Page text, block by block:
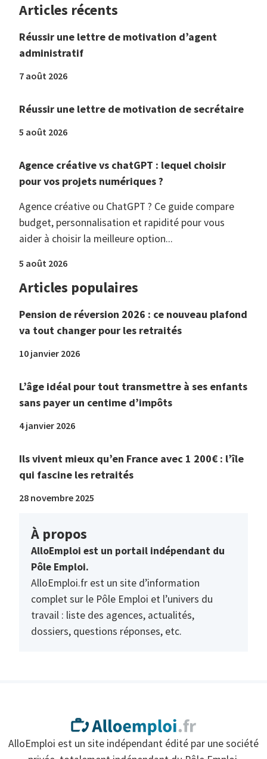
Articles récents
Réussir une lettre de motivation d’agent
administratif
7 août 2026
Réussir une lettre de motivation de secrétaire
5 août 2026
Agence créative vs chatGPT : lequel choisir
pour vos projets numériques ?
Agence créative ou ChatGPT ? Ce guide compare
budget, personnalisation et rapidité pour vous
aider à choisir la meilleure option...
5 août 2026
Articles populaires
Pension de réversion 2026 : ce nouveau plafond
va tout changer pour les retraités
10 janvier 2026
L’âge idéal pour tout transmettre à ses enfants
sans payer un centime d’impôts
4 janvier 2026
Ils vivent mieux qu’en France avec 1 200€ : l’île
qui fascine les retraités
28 novembre 2025
À propos
AlloEmploi est un portail indépendant du
Pôle Emploi.
AlloEmploi.fr est un site d’information
complet sur le Pôle Emploi et l’univers du
travail : liste des agences, actualités,
dossiers, questions réponses, etc.
AlloEmploi est un site indépendant édité par une société